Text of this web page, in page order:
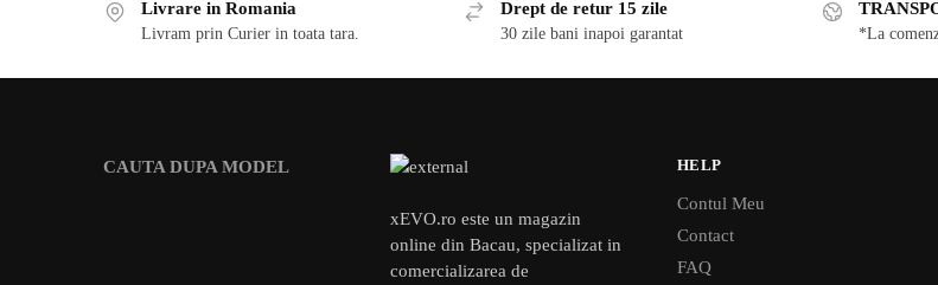
Livrare in Romania
Livram prin Curier in toata tara.
Drept de retur 15 zile
30 zile bani inapoi garantat *La
CAUTA DUPA MODEL
xEVO.ro este un magazin
online din Bacau, specializat in
comercializarea de
HELP
Contul Meu
Contact
FAQ